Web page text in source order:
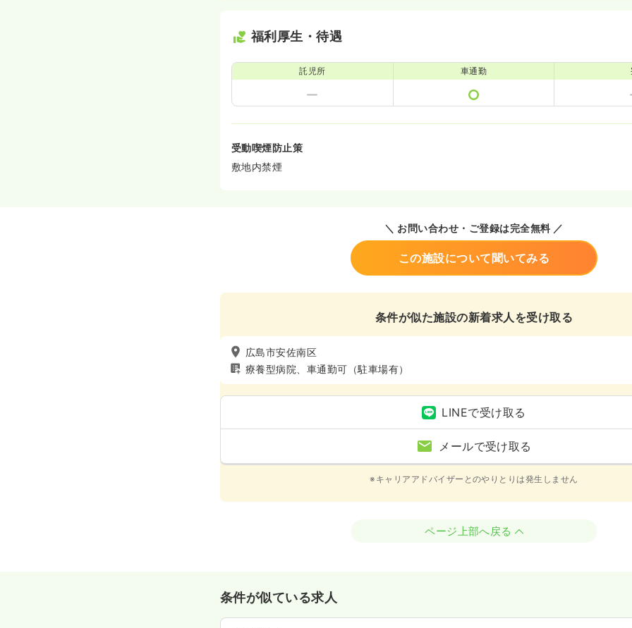
福利厚生・待遇
託児所 車通勤
受動喫煙防止策
敷地内禁煙
＼ お問い合わせ・ご登録は完全無料 ／
この施設について聞いてみる
条件が似た施設の新着求人を受け取る
広島市安佐南区
療養型病院、車通勤可（駐車場有）
LINEで受け取る
メールで受け取る
※キャリアアドバイザーとのやりとりは発生しません
ページ上部へ戻る
条件が似ている求人